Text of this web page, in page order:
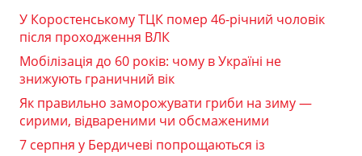
У Коростенському ТЦК помер 46-річний чоловік
після проходження ВЛК
Мобілізація до 60 років: чому в Україні не
знижують граничний вік
Як правильно заморожувати гриби на зиму —
сирими, відвареними чи обсмаженими
7 серпня у Бердичеві попрощаються із